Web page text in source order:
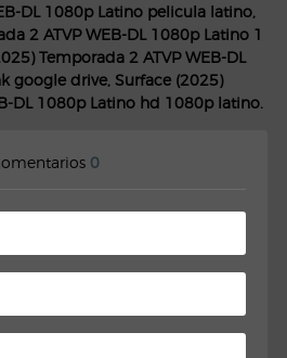
DL 1080p Latino pelicula latino,
2 ATVP WEB-DL 1080p Latino 1
Temporada 2 ATVP WEB-DL
google drive, Surface (2025)
DL 1080p Latino hd 1080p latino.
0